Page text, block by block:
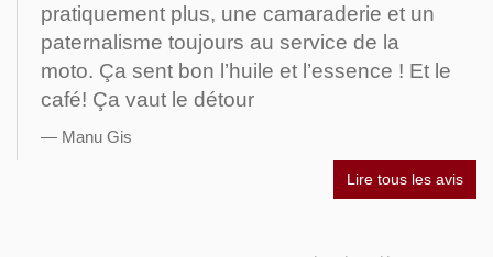
pratiquement plus, une camaraderie et un
paternalisme toujours au service de la
moto. Ça sent bon l’huile et l’essence ! Et le
café! Ça vaut le détour
Manu Gis
Lire tous les avis